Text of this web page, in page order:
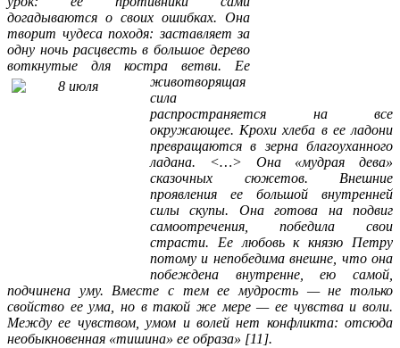
догадываются о своих ошибках. Она
творит чудеса походя: заставляет за
одну ночь расцвесть в большое дерево
воткнутые для костра ветви. Ее
животворящая
сила
распространяется на все
окружающее. Крохи хлеба в ее ладони
превращаются в зерна благоуханного
ладана. <…> Она «мудрая дева»
сказочных сюжетов. Внешние
проявления ее большой внутренней
силы скупы. Она готова на подвиг
самоотречения, победила свои
страсти. Ее любовь к князю Петру
потому и непобедима внешне, что она
побеждена внутренне, ею самой,
подчинена уму. Вместе с тем ее мудрость — не только
свойство ее ума, но в такой же мере — ее чувства и воли.
Между ее чувством, умом и волей нет конфликта: отсюда
необыкновенная «тишина» ее образа» [11].